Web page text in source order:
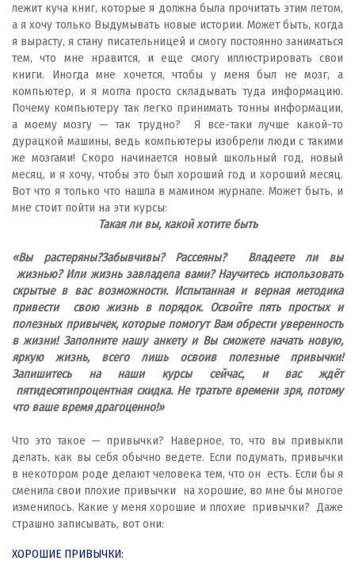
лежит куча книг, которые я должна была прочитать этим летом,
а я хочу только Выдумывать новые истории. Может быть, когда
я вырасту, я стану писательницей и смогу постоянно заниматься
тем, что мне нравится, и еще смогу иллюстрировать свои
книги. Иногда мне хочется, чтобы у меня был не мозг, а
компьютер, и я могла просто складывать туда информацию.
Почему компьютеру так легко принимать тонны информации,
а моему мозгу — так трудно? Я все-таки лучше какой-то
дурацкой машины, ведь компьютеры изобрели люди с такими
же мозгами! Скоро начинается новый школьный год, новый
месяц, и я хочу, чтобы это был хороший год и хороший месяц.
Вот что я только что нашла в мамином журнале. Может быть, и
мне стоит пойти на эти курсы:
Такая ли вы, какой хотите быть
«Вы растеряны?Забывчивы? Рассеяны? Владеете ли вы
жизнью? Или жизнь завладела вами? Научитесь использовать
скрытые в вас возможности. Испытанная и верная методика
привести свою жизнь в порядок. Освойте пять простых и
полезных привычек, которые помогут Вам обрести уверенность
в жизни! Заполните нашу анкету и Вы сможете начать новую,
яркую жизнь, всего лишь освоив полезные привычки!
Запишитесь на наши курсы сейчас, и вас ждёт
пятидесятипроцентная скидка. Не тратьте времени зря, потому
что ваше время драгоценно!»
Что это такое — привычки? Наверное, то, что вы привыкли
делать, как вы себя обычно ведете. Если подумать, привычки
в некотором роде делают человека тем, что он есть. Если бы я
сменила свои плохие привычки на хорошие, во мне бы многое
изменилось. Какие у меня хорошие и плохие привычки? Даже
страшно записывать, вот они:
ХОРОШИЕ ПРИВЫЧКИ: